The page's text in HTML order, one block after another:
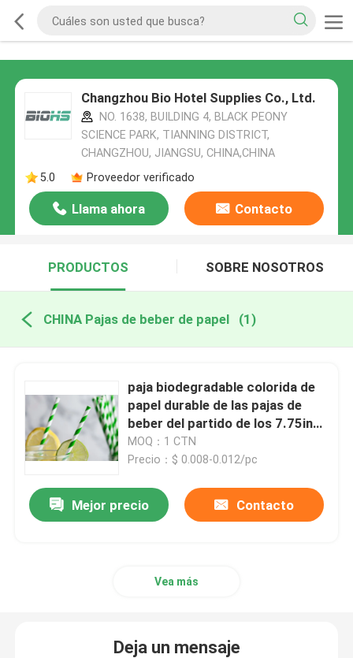
Changzhou Bio Hotel Supplies Co., Ltd.
NO. 1638, BUILDING 4, BLACK PEONY
SCIENCE PARK, TIANNING DISTRICT,
CHANGZHOU, JIANGSU, CHINA,CHINA
5.0
Proveedor verificado
Llama ahora Contacto
PRODUCTOS SOBRE NOSOTROS
CHINA Pajas de beber de papel (1)
paja biodegradable colorida de
papel durable de las pajas de
beber del partido de los 7.75in
para las bebidas calientes
MOQ：1 CTN
Precio：$ 0.008-0.012/pc
Mejor precio Contacto
Vea más
Deja un mensaje